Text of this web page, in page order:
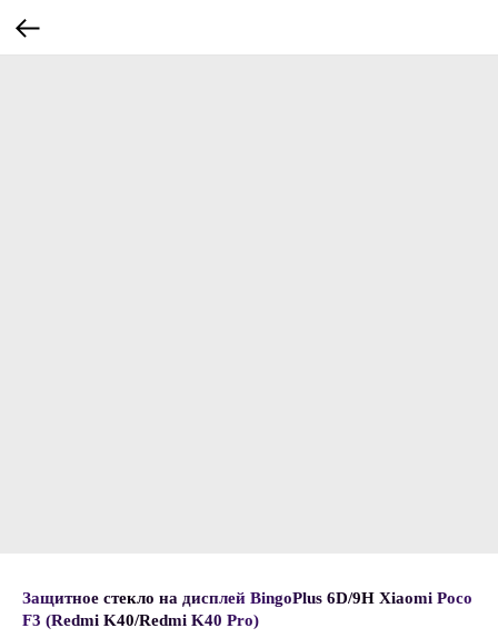
Защитное стекло на дисплей BingoPlus 6D/9H Xiaomi Poco
F3 (Redmi K40/Redmi K40 Pro)